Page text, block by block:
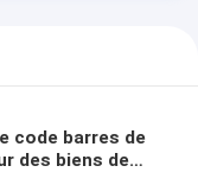
code barres de
des biens de